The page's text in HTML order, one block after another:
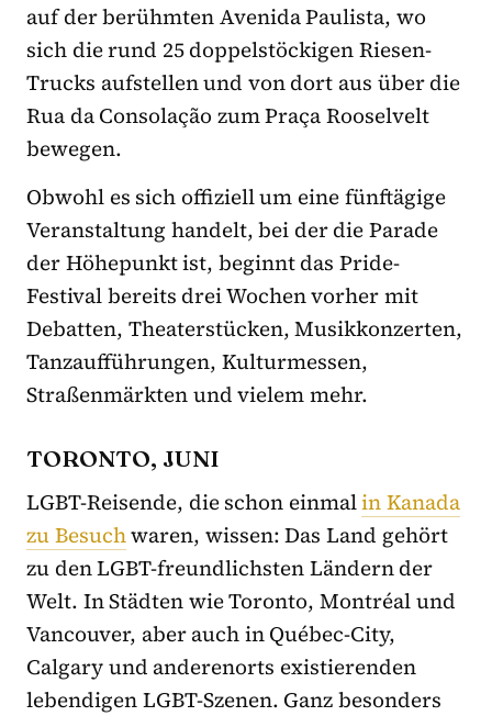
auf der berühmten Avenida Paulista, wo
sich die rund 25 doppelstöckigen Riesen-
Trucks aufstellen und von dort aus über die
Rua da Consolação zum Praça Rooselvelt
bewegen.
Obwohl es sich offiziell um eine fünftägige
Veranstaltung handelt, bei der die Parade
der Höhepunkt ist, beginnt das Pride-
Festival bereits drei Wochen vorher mit
Debatten, Theaterstücken, Musikkonzerten,
Tanzaufführungen, Kulturmessen,
Straßenmärkten und vielem mehr.
TORONTO, JUNI
LGBT-Reisende, die schon einmalin Kanada
zu Besuchwaren, wissen: Das Land gehört
zu den LGBT-freundlichsten Ländern der
Welt. In Städten wie Toronto, Montréal und
Vancouver, aber auch in Québec-City,
Calgary und anderenorts existierenden
lebendigen LGBT-Szenen. Ganz besonders